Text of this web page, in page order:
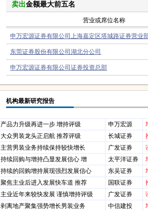
卖出金额最大前五名
营业或席位名称
申万宏源证券有限公司上海嘉定区塔城路证券营业
东莞证券股份有限公司湖北分公司
申万宏源证券有限公司证券投资总部
机构最新研究报告
产品力升级再进一步 增持评级 申万宏源
大众男装龙头正启航 推荐评级
长城证券
主营男装业务持续保持较快增长
广发证券
持续回购与增持凸显发展信心 增
太平洋证券
持续的回购增持展现强烈发展信心
东吴证券
聚焦主业后进入发展快车道 推荐
国联证券
主业近年来较快发展 谨慎增持评级
广发证券
剥离地产聚集强势增长男装业务
中信建投